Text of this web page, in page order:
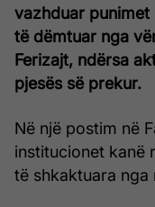
vazhduar
të dëmtuar nga
Ferizajt, ndërsa
pjesës së prekur.
Në një postim në
institucionet kanë
të shkaktuara nga